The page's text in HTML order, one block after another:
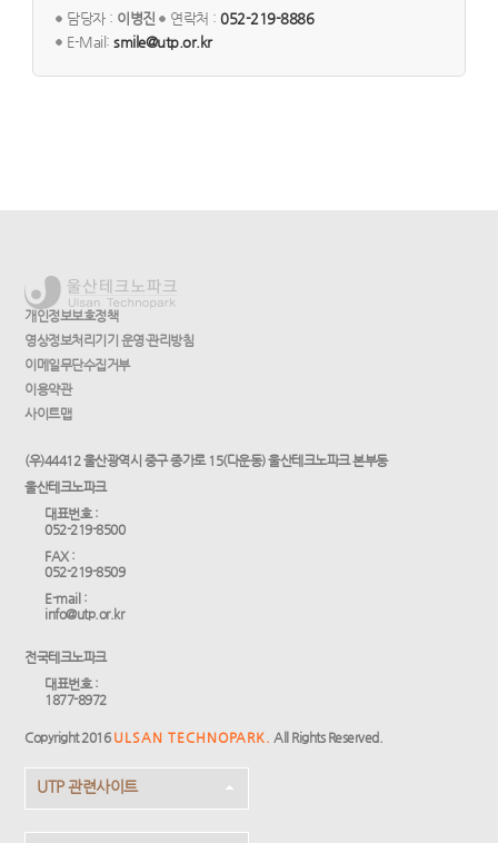
담당자 : 이병진 연락처 :052-219-8886
E-Mail:smile@utp.or.kr
개인정보보호정책
영상정보처리기기 운영·관리방침
이메일무단수집거부
이용약관
사이트맵
(우)44412 울산광역시 중구 종가로 15(다운동) 울산테크노파크 본부동
울산테크노파크
대표번호 :
052-219-8500
FAX :
052-219-8509
E-mail :
info@utp.or.kr
전국테크노파크
대표번호 :
1877-8972
Copyright 2016 ULSAN TECHNOPARK. All Rights Reserved.
UTP 관련사이트